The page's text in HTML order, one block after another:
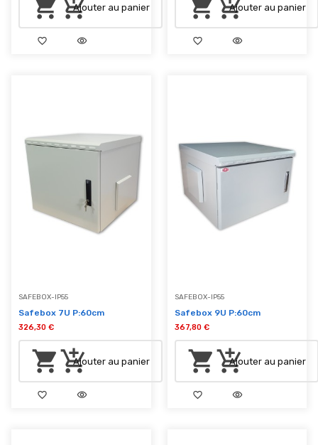
shopping_cartadd_shopping_cartAjouter au panier
favorite_border visibility
shopping_cartadd_shopping_cartAjouter au panier
favorite_border visibility
SAFEBOX-IP55
Safebox 7U P:60cm
326,30 €
shopping_cartadd_shopping_cartAjouter au panier
favorite_border visibility
SAFEBOX-IP55
Safebox 9U P:60cm
367,80 €
shopping_cartadd_shopping_cartAjouter au panier
favorite_border visibility